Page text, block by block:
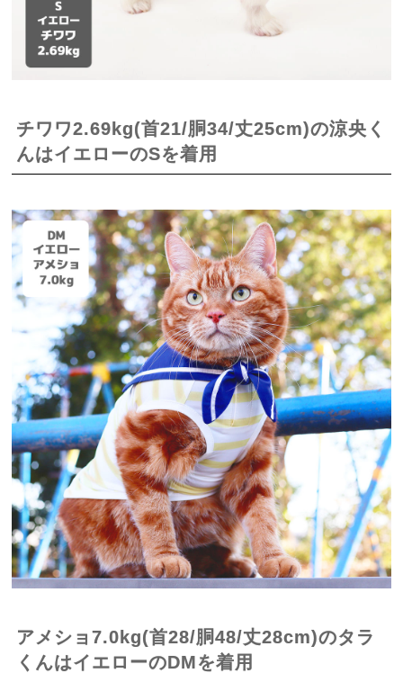
チワワ2.69kg(首21/胴34/丈25cm)の涼央く
んはイエローのSを着用
アメショ7.0kg(首28/胴48/丈28cm)のタラ
くんはイエローのDMを着用